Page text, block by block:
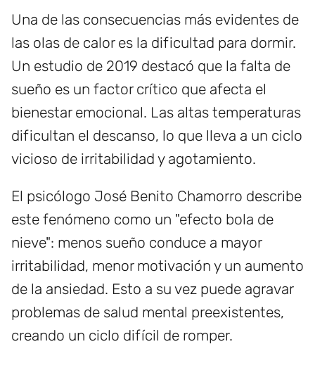
Una de las consecuencias más evidentes de
las olas de calor es la dificultad para dormir.
Un estudio de 2019 destacó que la falta de
sueño es un factor crítico que afecta el
bienestar emocional. Las altas temperaturas
dificultan el descanso, lo que lleva a un ciclo
vicioso de irritabilidad y agotamiento.
El psicólogo José Benito Chamorro describe
este fenómeno como un "efecto bola de
nieve": menos sueño conduce a mayor
irritabilidad, menor motivación y un aumento
de la ansiedad. Esto a su vez puede agravar
problemas de salud mental preexistentes,
creando un ciclo difícil de romper.